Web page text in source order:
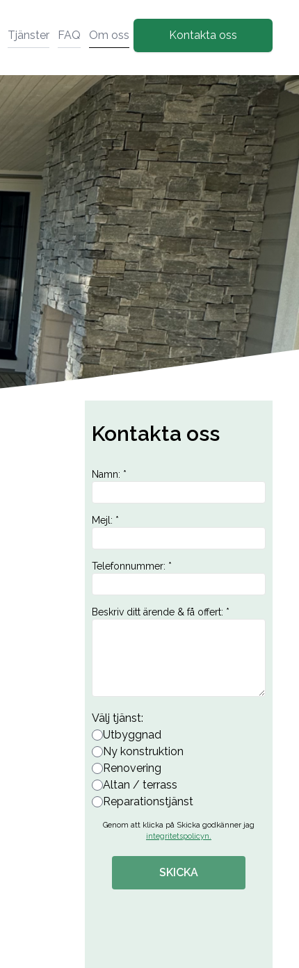
Tjänster FAQ Om oss Kontakta oss
Kontakta oss
Namn: *
Mejl : *
Telefonnummer: *
Beskriv ditt ärende & få offert: *
Välj tjänst:
Utbyggnad
Ny konstruktion
Renovering
Altan / terrass
Reparationstjänst
Genom att klicka på Skicka godkänner jag
integritetspolicyn.
SKICKA